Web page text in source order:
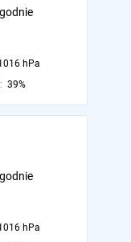
hPa
39%
hPa